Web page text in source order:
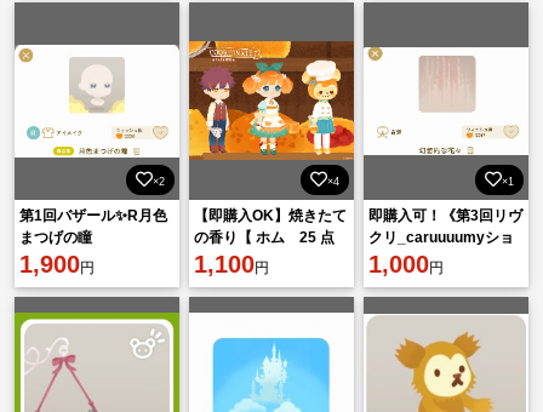
×2
第1回バザール✨R月色
まつげの瞳
1,900円
×4
【即購入OK】焼きたて
の香り【 ホム 25 点
フルセット】
1,100円
×1
即購入可！《第3回リヴ
クリ_caruuuumyショ
ップ》幻想的な花々
(L2325)
1,000円